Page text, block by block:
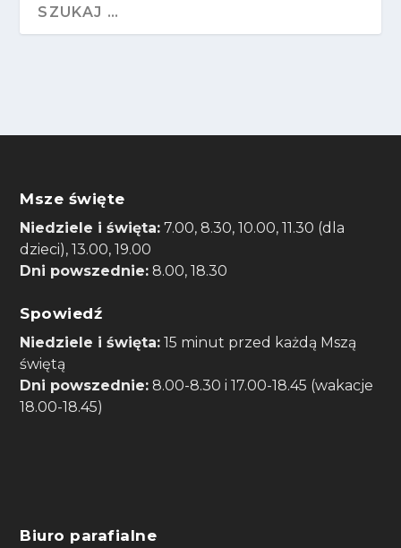
Msze święte
Niedziele i święta: 7.00, 8.30, 10.00, 11.30 (dla
dzieci), 13.00, 19.00
Dni powszednie: 8.00, 18.30
Spowiedź
Niedziele i święta: 15 minut przed każdą Mszą
świętą
Dni powszednie: 8.00-8.30 i 17.00-18.45 (wakacje
18.00-18.45)
Biuro parafialne